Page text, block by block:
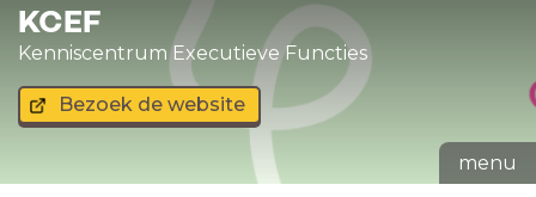
KCEF
Kenniscentrum Executieve Functies
Bezoek de website
menu